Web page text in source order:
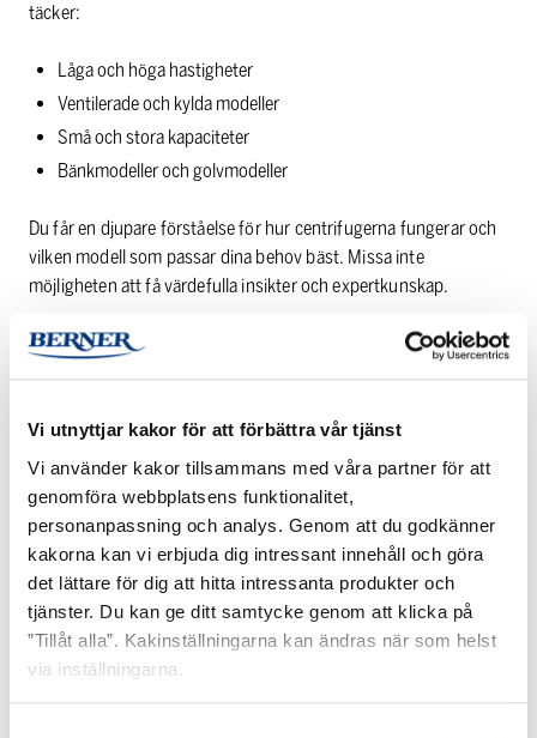
Vi utnyttjar kakor för att förbättra vår tjänst
Vi använder kakor tillsammans med våra partner för att
genomföra webbplatsens funktionalitet,
personanpassning och analys. Genom att du godkänner
kakorna kan vi erbjuda dig intressant innehåll och göra
det lättare för dig att hitta intressanta produkter och
tjänster. Du kan ge ditt samtycke genom att klicka på
”Tillåt alla”. Kakinställningarna kan ändras när som helst
via inställningarna.
täcker:
Låga och höga hastigheter
Ventilerade och kylda modeller
Små och stora kapaciteter
Bänkmodeller och golvmodeller
Du får en djupare förståelse för hur centrifugerna fungerar och
vilken modell som passar dina behov bäst. Missa inte
möjligheten att få värdefulla insikter och expertkunskap.
Kolla in webinariet nedan och hör av dig till oss på